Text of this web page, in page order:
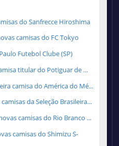
do Sanfrecce Hiroshima
camisas do FC Tokyo
Futebol Clube (SP)
titular do Potiguar de ...
camisa do América do Mé...
da Seleção Brasileira...
camisas do Rio Branco ...
camisas do Shimizu S-